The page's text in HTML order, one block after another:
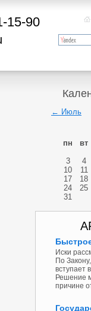
15-90
← Июль
пн вт
3
4
10
11
17
18
24
25
31
Иски
По
вступает
Решение
причине